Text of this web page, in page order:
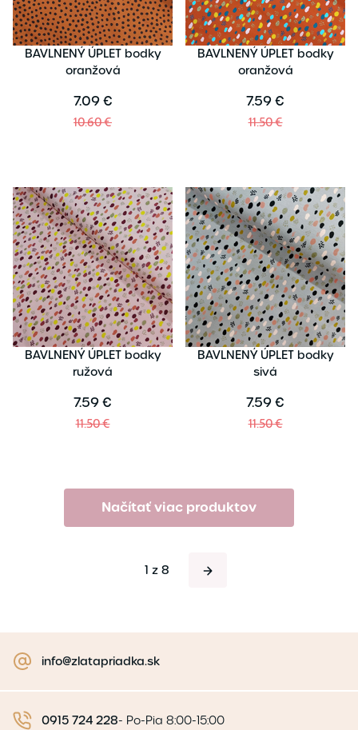
BAVLNENÝ ÚPLET bodky
oranžová
7.09 €
10.60 €
BAVLNENÝ ÚPLET bodky
oranžová
7.59 €
11.50 €
BAVLNENÝ ÚPLET bodky
ružová
7.59 €
11.50 €
BAVLNENÝ ÚPLET bodky
sivá
7.59 €
11.50 €
Načítať viac produktov
1 z 8
info@zlatapriadka.sk
0915 724 228- Po-Pia 8:00-15:00